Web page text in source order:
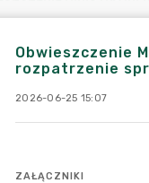
Obwieszczenie
rozpatrzenie
2026-06-25 15:07
ZAŁĄCZNIKI